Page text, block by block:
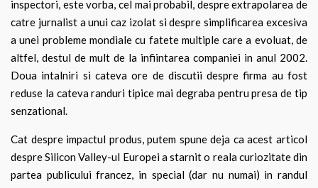
inspectori, este vorba, cel mai probabil, despre extrapolarea de
catre jurnalist a unui caz izolat si despre simplificarea excesiva
a unei probleme mondiale cu fatete multiple care a evoluat, de
altfel, destul de mult de la infiintarea companiei in anul 2002.
Doua intalniri si cateva ore de discutii despre firma au fost
reduse la cateva randuri tipice mai degraba pentru presa de tip
senzational.
Cat despre impactul produs, putem spune deja ca acest articol
despre Silicon Valley-ul Europei a starnit o reala curiozitate din
partea publicului francez, in special (dar nu numai) in randul